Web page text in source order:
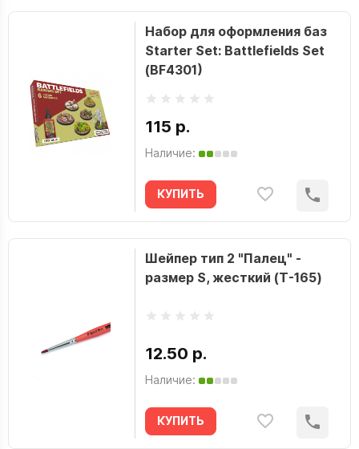
Набор для оформления баз
Starter Set: Battlefields Set
(BF4301)
115 р.
Наличие:
КУПИТЬ
Шейпер тип 2 "Палец" -
размер S, жесткий (T-165)
12.50 р.
Наличие:
КУПИТЬ